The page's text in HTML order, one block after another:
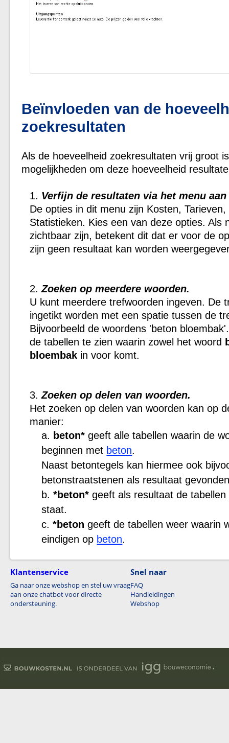
Beïnvloeden van de
zoekresultaten
Als de hoeveelheid zoekresultaten vrij groot
mogelijkheden om deze hoeveelheid
Verfijn de resultaten via het menu
De opties in dit menu zijn Kosten,
Statistieken. Kies een van deze opties. Als
zichtbaar zijn, betekent dit dat er voor de
zijn geen resultaat kan worden
Zoeken op meerdere woorden.
U kunt meerdere trefwoorden ingeven. De
ingetikt worden met een spatie tussen de
Bijvoorbeeld de woordens 'beton
de tabellen te zien waarin zowel het woord
bloembak in voor komt.
Zoeken op delen van woorden.
Het zoeken op delen van woorden kan op
manier:
beton* geeft alle tabellen waarin de
beginnen met beton.
Naast betontegels kan hiermee ook
betonstraatstenen als resultaat
*beton* geeft als resultaat de
staat.
*beton geeft de tabellen weer waarin
eindigen op beton.
Klantenservice
Ga naar onze webshop en stel uw vraag
aan onze chatbot voor directe
ondersteuning.
Snel naar
FAQ
Handleidingen
Webshop